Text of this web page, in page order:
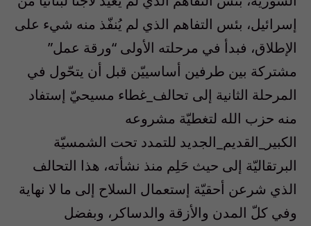
إسرائيل، بئس التفاهم الذي لم يُنفّذ منه شيء على
الإطلاق، فبدأ في مرحلته الأولى “ورقة عمل”
مشتركة بين طرفين أساسييّن قبل أن يتحّول في
المرحلة الثانية إلى تحالف_غطاء مسيحيّ إستفاد
منه حزب الله لتغطيّة مشروعه
الكبير_القديم_الجديد للتمدد تحت الشمسيّة
البرتقاليّة إلى حيث حَلِم منذ نشأته، هذا التحالف
الذي شرعن أحقيّة إستعمال السلاح إلى ما لا نهاية
وفي كلّ المدن والأزقة والدساكر، وبفضل